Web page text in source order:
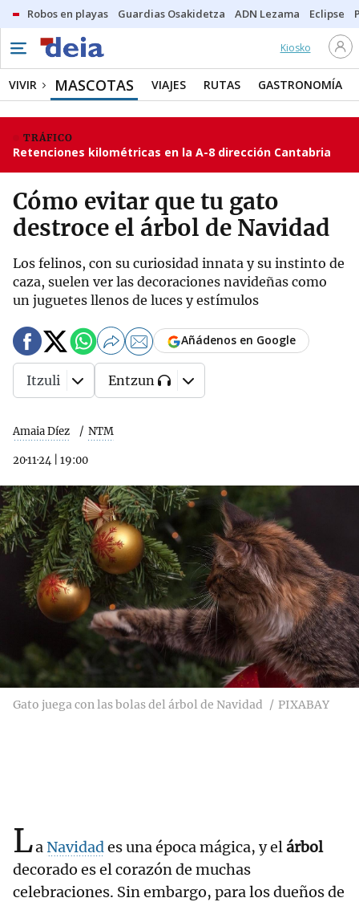
Robos en playas Guardias Osakidetza ADN Lezama Eclipse
Kiosko
VIVIR MASCOTAS VIAJES RUTAS GASTRONOMÍA
TRÁFICO
Retenciones kilométricas en la A-8 dirección Cantabria
Cómo evitar que tu gato
destroce el árbol de Navidad
Los felinos, con su curiosidad innata y su instinto de
caza, suelen ver las decoraciones navideñas como
un juguetes llenos de luces y estímulos
Amaia Díez NTM
20·11·24 19:00
Añádenos en Google
Itzuli Entzun
Gato juega con las bolas del árbol de Navidad PIXABAY
La Navidades una época mágica, y elárbol
decorado es el corazón de muchas
celebraciones. Sin embargo, para los dueños de